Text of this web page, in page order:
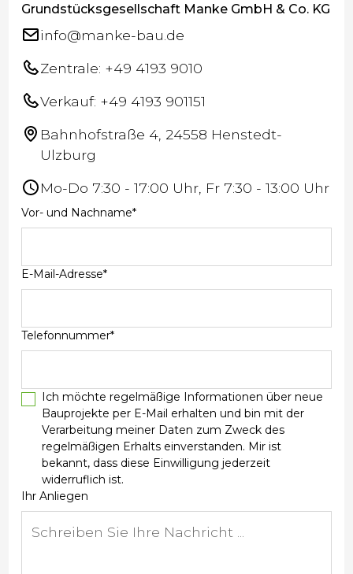
Grundstücksgesellschaft Manke GmbH & Co. KG
info@manke-bau.de
Zentrale: +49 4193 9010
Verkauf: +49 4193 901151
Bahnhofstraße 4, 24558 Henstedt-
Ulzburg
Mo-Do 7:30 - 17:00 Uhr, Fr 7:30 - 13:00 Uhr
Vor- und Nachname*
E-Mail-Adresse*
Telefonnummer*
Ich möchte regelmäßige Informationen über neue
Bauprojekte per E-Mail erhalten und bin mit der
Verarbeitung meiner Daten zum Zweck des
regelmäßigen Erhalts einverstanden. Mir ist
bekannt, dass diese Einwilligung jederzeit
widerruflich ist.
Ihr Anliegen